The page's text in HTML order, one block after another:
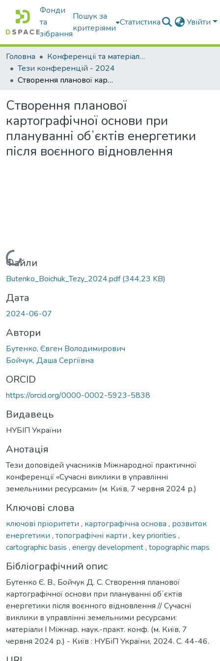
Фонди
та
зібрання
Пошук за
критеріями
Статистика Увійти
Головна
Конференції та матеріали конференцій
Тези конференцій - 2024
Створення планової картографічної основи при плануванні обʼєктів енергетики після воєнного відновлення
Створення планової
картографічної основи при
плануванні обʼєктів енергетики
після воєнного відновлення
Вантажиться...
Файли
Butenko_Boichuk_Tezy_2024.pdf(344,23 KB)
Дата
2024-06-07
Автори
Бутенко, Євген Володимирович
Бойчук, Даша Сергіївна
ORCID
https://orcid.org/0000-0002-5923-5838
Видавець
НУБІП України
Анотація
Тези доповідей учасників Міжнародної практичної
конференції «Сучасні виклики в управлінні
земельними ресурсами» (м. Київ, 7 червня 2024 р.)
Ключові слова
ключові пріоритети , картографічна основа , розвиток
енергетики , топографічні карти , key priorities ,
cartographic basis , energy development, topographic maps
Бібліографічний опис
Бутенко Є. В., Бойчук Д. С. Створення планової
картографічної основи при плануванні обʼєктів
енергетики після воєнного відновлення // Сучасні
виклики в управлінні земельними ресурсами:
матеріали І Міжнар. наук.-практ. конф. (м. Київ, 7
червня 2024 р.) - Київ : НУБіП України, 2024. С. 44-46.